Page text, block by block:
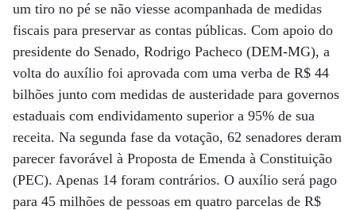
um tiro no pé se não viesse acompanhada de medidas
fiscais para preservar as contas públicas. Com apoio do
presidente do Senado, Rodrigo Pacheco (DEM-MG), a
volta do auxílio foi aprovada com uma verba de R$ 44
bilhões junto com medidas de austeridade para governos
estaduais com endividamento superior a 95% de sua
receita. Na segunda fase da votação, 62 senadores deram
parecer favorável à Proposta de Emenda à Constituição
(PEC). Apenas 14 foram contrários. O auxílio será pago
para 45 milhões de pessoas em quatro parcelas de R$